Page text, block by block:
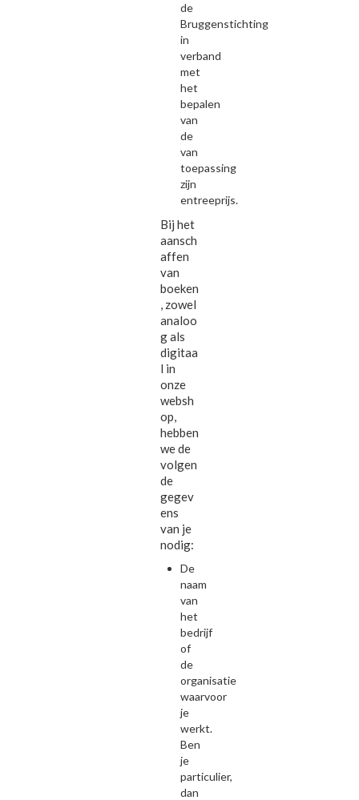
de
Bruggenstichting
in
verband
met
het
bepalen
van
de
van
toepassing
zijn
entreeprijs.
Bij het
aansch
affen
van
boeken
, zowel
analoo
g als
digitaa
l in
onze
websh
op,
hebben
we de
volgen
de
gegev
ens
van je
nodig:
De
naam
van
het
bedrijf
of
de
organisatie
waarvoor
je
werkt.
Ben
je
particulier,
dan